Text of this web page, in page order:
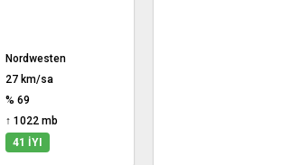
Nordwesten
27 km/sa
% 69
↑ 1022 mb
41 İYI